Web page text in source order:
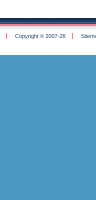
Copyright © 2007-26